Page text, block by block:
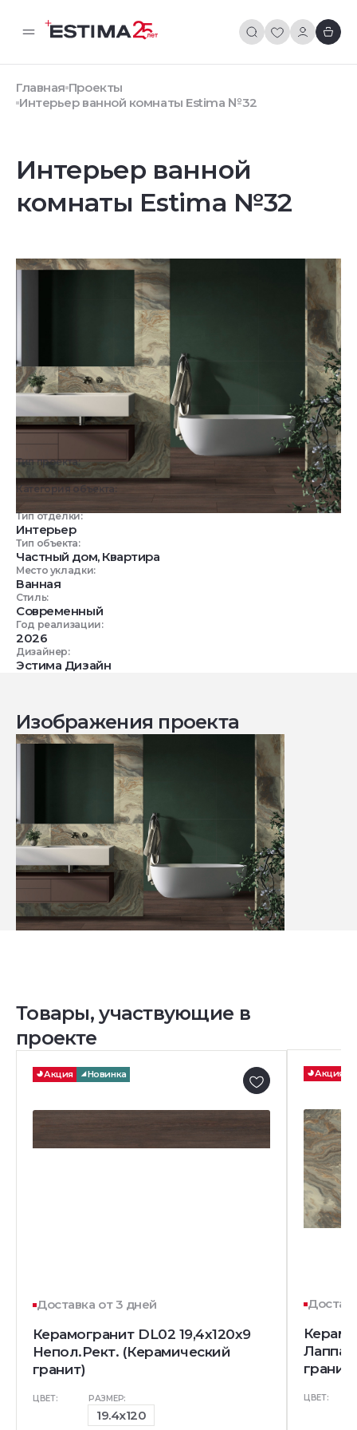
Главная Проекты
Интерьер ванной комнаты Estima №32
Интерьер ванной
комнаты Estima №32
Тип проекта:
3D визуализация
Категория объекта:
Жилые объекты
Тип отделки:
Интерьер
Тип объекта:
Частный дом, Квартира
Место укладки:
Ванная
Стиль:
Современный
Год реализации:
2026
Дизайнер:
Эстима Дизайн
Изображения проекта
Товары, участвующие в
проекте
Акция Новинка
Доставка от 3 дней
Керамогранит DL02 19,4х120х9
Непол.Рект. (Керамический
гранит)
ЦВЕТ: РАЗМЕР:
19.4x120
Акция
гранит)
ЦВЕТ: